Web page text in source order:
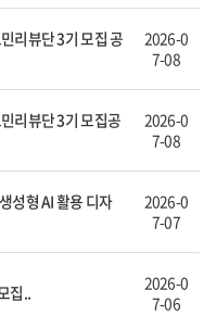
리뷰단 3기 모집 공
2026-0
7-08
리뷰단 3기 모집공
2026-0
7-08
성형 AI 활용 디자
2026-0
7-07
집..
2026-0
7-06